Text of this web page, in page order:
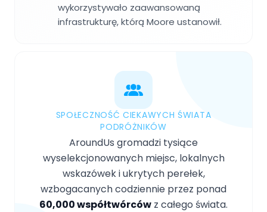
wykorzystywało zaawansowaną
infrastrukturę, którą Moore ustanowił.
SPOŁECZNOŚĆ CIEKAWYCH ŚWIATA
PODRÓŻNIKÓW
AroundUs gromadzi tysiące
wyselekcjonowanych miejsc, lokalnych
wskazówek i ukrytych perełek,
wzbogacanych codziennie przez ponad
60,000 współtwórców z całego świata.